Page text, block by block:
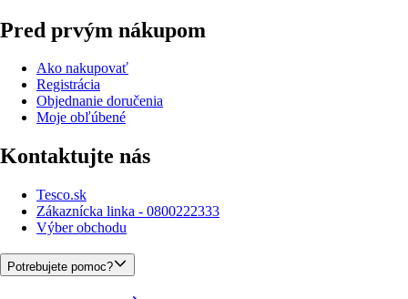
Pred prvým nákupom
Ako nakupovať
Registrácia
Objednanie doručenia
Moje obľúbené
Kontaktujte nás
Tesco.sk
Zákaznícka linka - 0800222333
Výber obchodu
Potrebujete pomoc?